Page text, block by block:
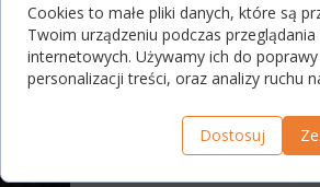
Cookies to małe pliki danych, które są
Twoim urządzeniu podczas
internetowych. Używamy ich do poprawy
personalizacji treści, oraz analizy ruchu
Dostosuj